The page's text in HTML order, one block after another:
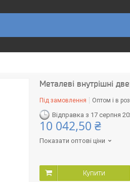
Металеві внутрішні
Під замовлення Оптом і в
Відправка з 17 серпня
10 042,50 ₴
Показати оптові ціни
Купити